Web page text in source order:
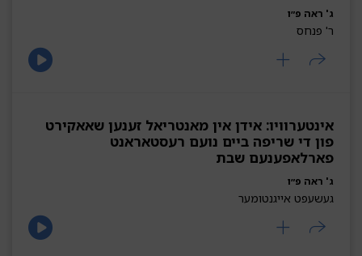
ג' ראה פ״ו
ר' פנחס
אינטערוויו: אידן אין מאנטריאל זענען שאאקירט
פון די שריפה ביים נועם רעסטאראנט
פארלאפענעם שבת
ג' ראה פ״ו
געשעפט אייגנטומער